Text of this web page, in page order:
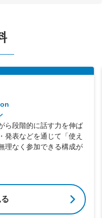
ら段階的に話す力を伸ば
発表などを通じて「使え
理なく参加できる構成が